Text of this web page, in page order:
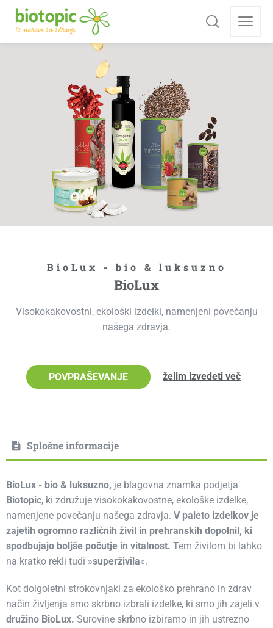
BioLux - bio & luksuzno
BioLux
Visokokakovostni, ekološki izdelki, namenjeni povečanju
našega zdravja.
POVPRAŠEVANJE želim izvedeti več
Splošne informacije
BioLux - bio & luksuzno, je blagovna znamka podjetja
Biotopic, ki združuje visokokakovostne, ekološke izdelke,
namenjene povečanju našega zdravja. V paleto izdelkov je
zajetih ogromno različnih živil in prehranskih dopolnil, ki
spodbujajo boljše počutje in vitalnost. Tem živilom bi lahko
na kratko rekli tudi »superživila«.
Kot dolgoletni strokovnjaki za ekološko prehrano in zdrav
način življenja smo skrbno izbrali izdelke, ki smo jih zajeli v
družino BioLux. Surovine skrbno izbiramo in jih ustrezno